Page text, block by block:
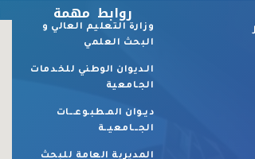
روابط مهمة
وزارة التعليم العالي و
البحث العلمي
الـديوان الوطني للخـدمات
الجـامعية
ديـوان المـطبـوعـــات
الجـــامعيــة
المديرية العامة للبحث